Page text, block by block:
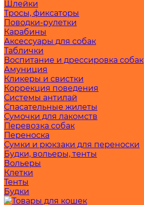
Шлейки
Тросы, фиксаторы
Поводки-рулетки
Карабины
Аксессуары для собак
Таблички
Воспитание и дрессировка собак
Амуниция
Кликеры и свистки
Коррекция поведения
Системы антилай
Спасательные жилеты
Сумочки для лакомств
Перевозка собак
Переноска
Сумки и рюкзаки для переноски
Будки, вольеры, тенты
Вольеры
Клетки
Тенты
Будки